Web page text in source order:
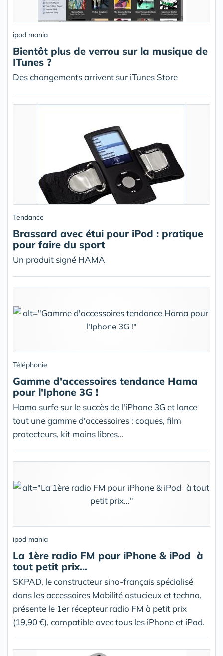
ipod mania
Bientôt plus de verrou sur la musique de
ITunes ?
Des changements arrivent sur iTunes Store
Tendance
Brassard avec étui pour iPod : pratique
pour faire du sport
Un produit signé HAMA
Téléphonie
Gamme d'accessoires tendance Hama
pour l'Iphone 3G !
Hama surfe sur le succès de l'iPhone 3G et lance
tout une gamme d'accessoires : coques, film
protecteurs, kit mains libres...
ipod mania
La 1ère radio FM pour iPhone & iPod à
tout petit prix...
SKPAD, le constructeur sino-français spécialisé
dans les accessoires Mobilité astucieux et techno,
présente le 1er récepteur radio FM à petit prix
(19,90 €), compatible avec tous les iPhone et iPod.